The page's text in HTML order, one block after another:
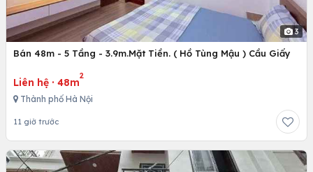
3
Bán 48m - 5 Tầng - 3.9m.Mặt Tiền. ( Hồ Tùng Mậu ) Cầu Giấy
Liên hệ · 48m
2
Thành phố Hà Nội
11 giờ trước